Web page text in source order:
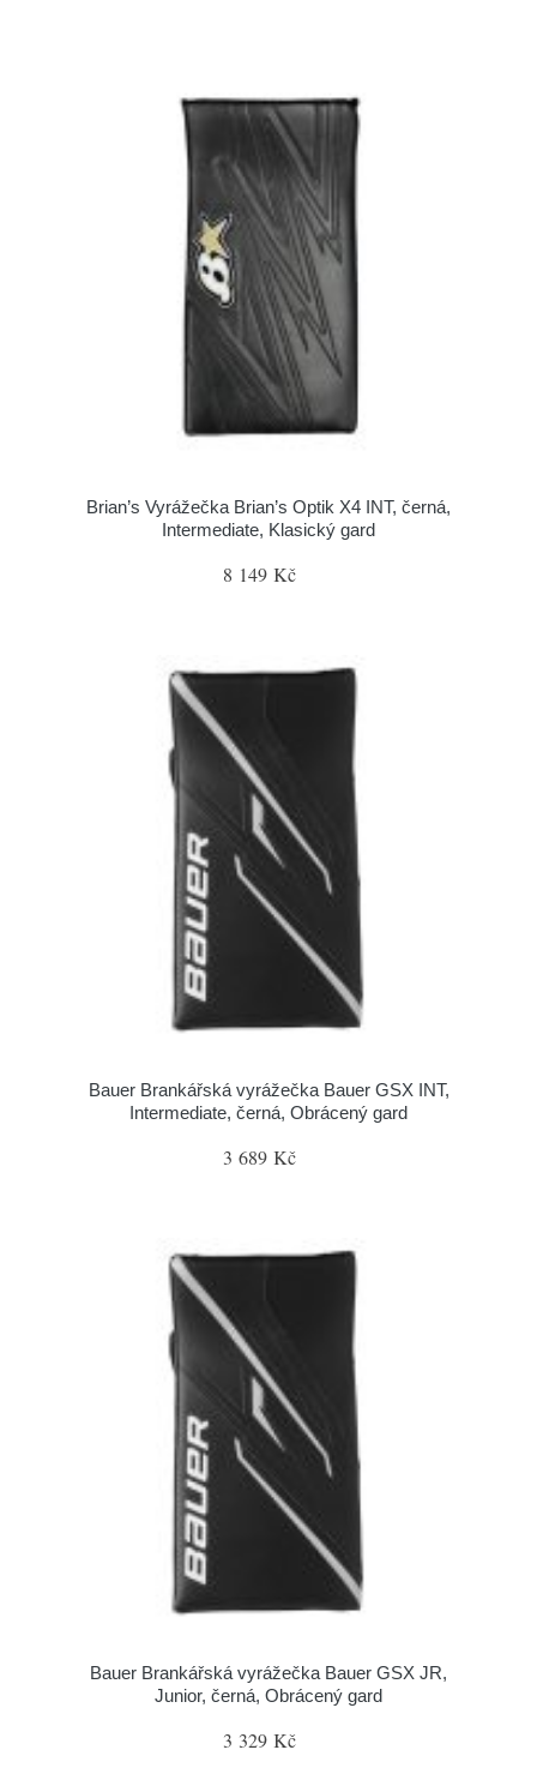
Brian’s Vyrážečka Brian’s Optik X4 INT, černá,
Intermediate, Klasický gard
8 149 Kč
Bauer Brankářská vyrážečka Bauer GSX INT,
Intermediate, černá, Obrácený gard
3 689 Kč
Bauer Brankářská vyrážečka Bauer GSX JR,
Junior, černá, Obrácený gard
3 329 Kč